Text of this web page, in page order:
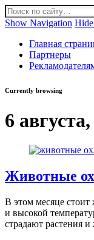
Show Navigation
Главная
Партнеры
Currently browsing
6
Животные
В этом месяце стоит
и высокой
страдают растения